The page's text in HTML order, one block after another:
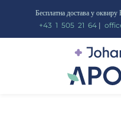
Бесплатна достава у
+43 1 505_ 21 64|